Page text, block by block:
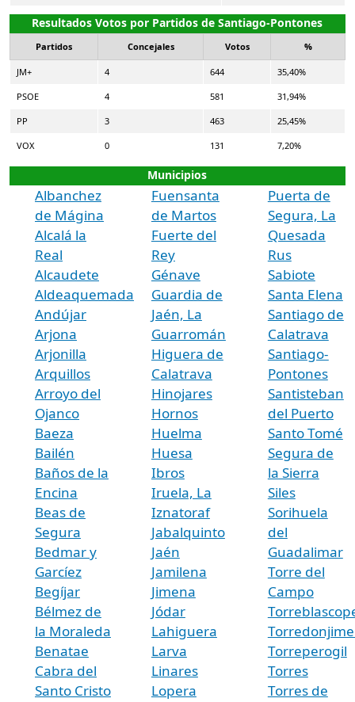
Resultados Votos por Partidos de Santiago-Pontones
Partidos Concejales Votos %
JM+ 4 644 35,40%
PSOE 4 581 31,94%
PP 3 463 25,45%
VOX 0 131 7,20%
Municipios
Albanchez
de Mágina
Alcalá la
Real
Alcaudete
Aldeaquemada
Andújar
Arjona
Arjonilla
Arquillos
Arroyo del
Ojanco
Baeza
Bailén
Baños de la
Encina
Beas de
Segura
Bedmar y
Garcíez
Begíjar
Bélmez de
la Moraleda
Benatae
Cabra del
Santo Cristo
Fuensanta
de Martos
Fuerte del
Rey
Génave
Guardia de
Jaén, La
Guarromán
Higuera de
Calatrava
Hinojares
Hornos
Huelma
Huesa
Ibros
Iruela, La
Iznatoraf
Jabalquinto
Jaén
Jamilena
Jimena
Jódar
Lahiguera
Larva
Linares
Lopera
Puerta de
Segura, La
Quesada
Rus
Sabiote
Santa Elena
Santiago de
Calatrava
Santiago-
Pontones
Santisteban
del Puerto
Santo Tomé
Segura de
la Sierra
Siles
Sorihuela
del
Guadalimar
Torre del
Campo
Torreperogil
Torres
Torres de